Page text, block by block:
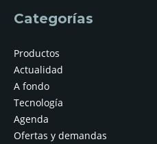
Categorías
Productos
Actualidad
A fondo
Tecnología
Agenda
Ofertas y demandas